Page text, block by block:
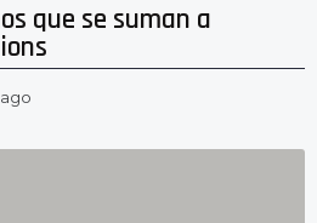
que se suman a